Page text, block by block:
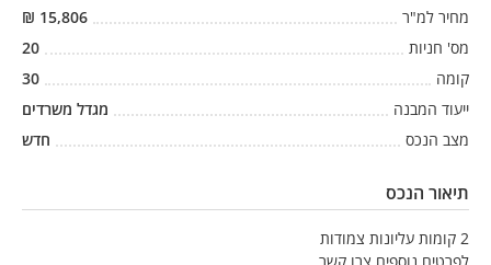
מחיר למ"ר
15,806
₪
מס' חניות
20
קומה
30
ייעוד המבנה
מגדל משרדים
מצב הנכס
חדש
תיאור הנכס
2 קומות עליונות צמודות